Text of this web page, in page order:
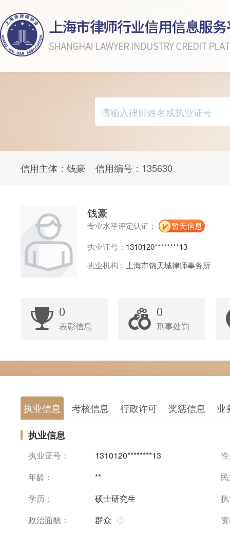
信用主体： 钱豪 信用编号： 135630
钱豪
专业水平评定认证：
暂无信息
执业证号： 1310120********13
执业机构： 上海市锦天城律师事务所
0
表彰信息
0
刑事处罚
执业信息 考核信息 行政许可 奖惩信息 业
执业信息
执业证号： 1310120********13
年龄：
**
学历：
硕士研究生
政治面貌：
群众